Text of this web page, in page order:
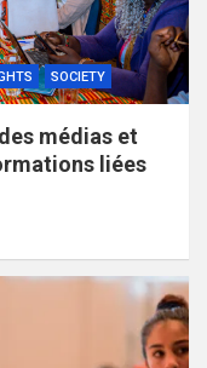
SOCIETY
médias et
liées